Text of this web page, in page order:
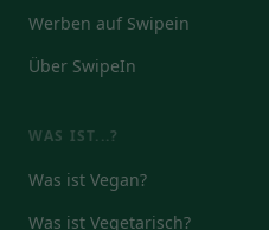
Werben auf Swipein
Über SwipeIn
WAS IST...?
Was ist Vegan?
Was ist Vegetarisch?